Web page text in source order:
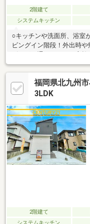
2階建て
システムキッチン
○キッチンや洗面所、浴室
ビングイン階段！外出時や
ケーションがとれますね○
ズンオフの衣類や家電、
にも安心ですね○閑静な住
校や中学校が徒歩７分圏
ンに関するエキスパート
てお見積り♪
福岡県北九州
3LDK
2階建て